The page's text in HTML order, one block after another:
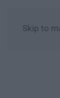
Skip to
da